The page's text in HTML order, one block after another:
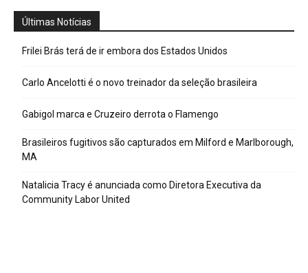
Últimas Notícias
Frilei Brás terá de ir embora dos Estados Unidos
Carlo Ancelotti é o novo treinador da seleção brasileira
Gabigol marca e Cruzeiro derrota o Flamengo
Brasileiros fugitivos são capturados em Milford e Marlborough,
MA
Natalicia Tracy é anunciada como Diretora Executiva da
Community Labor United